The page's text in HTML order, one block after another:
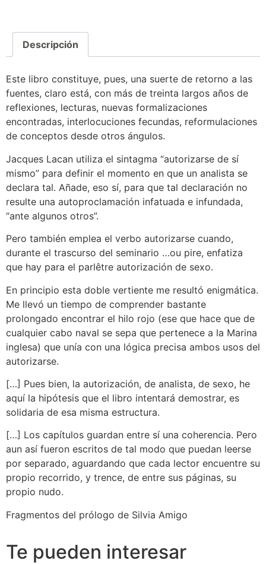
Descripción
Este libro constituye, pues, una suerte de retorno a las
fuentes, claro está, con más de treinta largos años de
reflexiones, lecturas, nuevas formalizaciones
encontradas, interlocuciones fecundas, reformulaciones
de conceptos desde otros ángulos.
Jacques Lacan utiliza el sintagma “autorizarse de sí
mismo” para definir el momento en que un analista se
declara tal. Añade, eso sí, para que tal declaración no
resulte una autoproclamación infatuada e infundada,
“ante algunos otros”.
Pero también emplea el verbo autorizarse cuando,
durante el trascurso del seminario …ou pire, enfatiza
que hay para el parlêtre autorización de sexo.
En principio esta doble vertiente me resultó enigmática.
Me llevó un tiempo de comprender bastante
prolongado encontrar el hilo rojo (ese que hace que de
cualquier cabo naval se sepa que pertenece a la Marina
inglesa) que unía con una lógica precisa ambos usos del
autorizarse.
[…] Pues bien, la autorización, de analista, de sexo, he
aquí la hipótesis que el libro intentará demostrar, es
solidaria de esa misma estructura.
[…] Los capítulos guardan entre sí una coherencia. Pero
aun así fueron escritos de tal modo que puedan leerse
por separado, aguardando que cada lector encuentre su
propio recorrido, y trence, de entre sus páginas, su
propio nudo.
Fragmentos del prólogo de Silvia Amigo
Te pueden interesar